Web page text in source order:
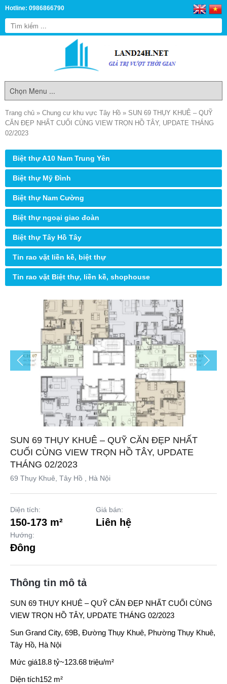
Hotline: 0986866790
Trang chủ » Chung cư khu vực Tây Hồ » SUN 69 THỤY KHUÊ – QUỸ
CĂN ĐẸP NHẤT CUỐI CÙNG VIEW TRỌN HỒ TÂY, UPDATE THÁNG
02/2023
Biệt thự A10 Nam Trung Yên
Biệt thự Mỹ Đình
Biệt thự Nam Cường
Biệt thự ngoại giao đoàn
Biệt thự Tây Hồ Tây
Tin rao vặt liền kề, biệt thự
Tin rao vặt Biệt thự, liền kề, shophouse
SUN 69 THỤY KHUÊ – QUỸ CĂN ĐẸP NHẤT
CUỐI CÙNG VIEW TRỌN HỒ TÂY, UPDATE
THÁNG 02/2023
69 Thụy Khuê, Tây Hồ , Hà Nội
Diện tích:
150-173 m²
Giá bán:
Liên hệ
Hướng:
Đông
Thông tin mô tả
SUN 69 THỤY KHUÊ – QUỸ CĂN ĐẸP NHẤT CUỐI CÙNG
VIEW TRỌN HỒ TÂY, UPDATE THÁNG 02/2023
Sun Grand City, 69B, Đường Thụy Khuê, Phường Thụy Khuê,
Tây Hồ, Hà Nội
Mức giá18.8 tỷ~123.68 triệu/m²
Diện tích152 m²